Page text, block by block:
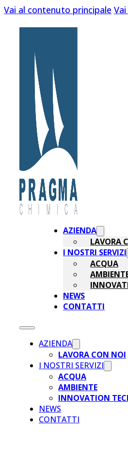
Vai al contenuto principale
AZIENDA
LAVORA
I NOSTRI SERVIZI
ACQUA
NEWS
CONTATTI
AZIENDA
LAVORA CON NOI
I NOSTRI SERVIZI
ACQUA
AMBIENTE
INNOVATION
NEWS
CONTATTI